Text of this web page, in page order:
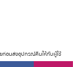
ก่อนส่งอุปกรณ์คืนให้กับผู้ใช้